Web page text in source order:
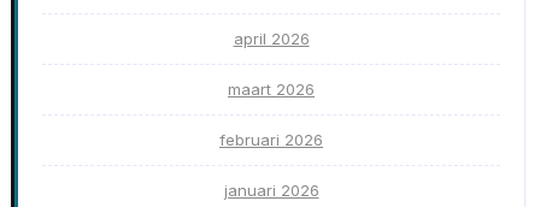
april 2026
maart 2026
februari 2026
januari 2026